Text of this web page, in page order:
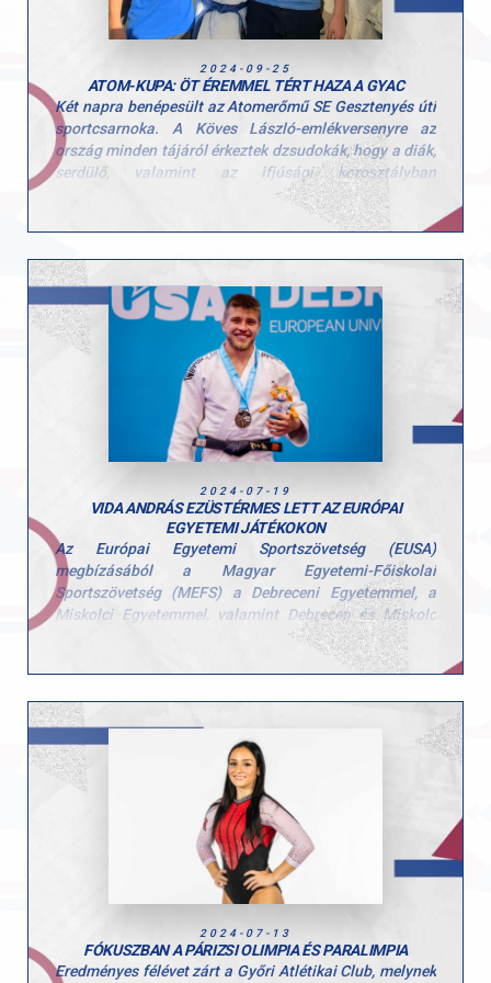
2024-09-25
ATOM-KUPA: ÖT ÉREMMEL TÉRT HAZA A GYAC
Két napra benépesült az Atomerőmű SE Gesztenyés úti
sportcsarnoka. A Köves László-emlékversenyre az
ország minden tájáról érkeztek dzsudokák, hogy a diák,
serdülő, valamint az ifjúsági korosztályban
A GYAC versenyzői nagyszerűen küzdöttek, hiszen
Eredmények
Diák “A”:3. Ponácz Alex
Diák “C” Magyar Kupa:3. Tamás Lotti (női -33 kg), 2.
Gede Bálint (férfi -55 kg)
Serdülő korosztály:
1. Takács Csongor (férfi -46 kg), 5.
Gábor Kolos (férfi -46 kg), 5. Tóth Maxim (férfi -66 kg)
Ifjúsági korosztály:2. Takács Csongor (férfi -46 kg)
2024-07-19
VIDA ANDRÁS EZÜSTÉRMES LETT AZ EURÓPAI
EGYETEMI JÁTÉKOKON
Az Európai Egyetemi Sportszövetség (EUSA)
megbízásából a Magyar Egyetemi-Főiskolai
Sportszövetség (MEFS) a Debreceni Egyetemmel, a
Miskolci Egyetemmel, valamint Debrecen és Miskolc
városával közösen július 12. és 24. között Európai
Széchenyi István Egyetem hallgatója, dobogóra
állhatott a 66 kg-os súlycsoportban: András – aki már
edzőként is dolgozik a szakosztályban – a 30 induló
feletti mezőnyből nagyon szép versenyzéssel második
A két városban összesen 17 sportágat felvonultató
multisport eseményre 40 ország, 400 egyeteméről több
mint 5000 résztvevő érkezik.
2024-07-13
FÓKUSZBAN A PÁRIZSI OLIMPIA ÉS PARALIMPIA
Eredményes félévet zárt a Győri Atlétikai Club, melynek